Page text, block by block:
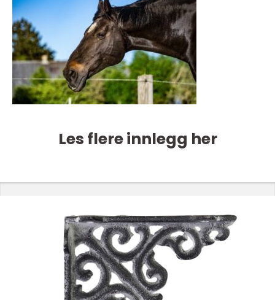
Les flere innlegg her